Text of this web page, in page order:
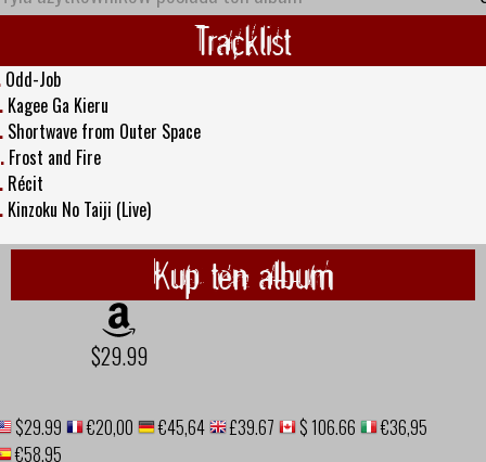
Tracklist
Odd-Job
Kagee Ga Kieru
Shortwave from Outer Space
Frost and Fire
Récit
Kinzoku No Taiji (Live)
Kup ten album
$29.99
$29.99 €20,00 €45,64 £39.67 $ 106.66
€36,95
€58,95